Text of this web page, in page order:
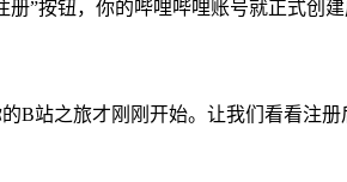
册”按钮，你的哔哩哔哩账号就正式创
B站之旅才刚刚开始。让我们看看注